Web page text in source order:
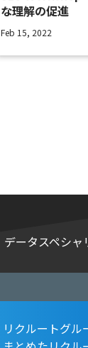
な理解の促進
Feb 15, 2022
データスペシャ
リクルートグ